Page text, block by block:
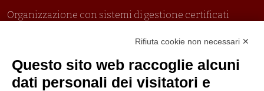
Organizzazione con sistemi di gestione certificati
Politica per la parità di genere
Politica antibullismo
Rifiuta cookie non necessari ✕
Questo sito web raccoglie alcuni
dati personali dei visitatori e